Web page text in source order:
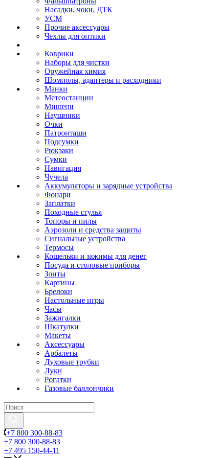
Насадки, чоки, ДТК
УСМ
Прочие аксессуары
Чехлы для оптики
Коврики
Наборы для чистки
Оружейная химия
Шомполы, адаптеры и расходники
Манки
Метеостанции
Мишени
Наушники
Очки
Патронташи
Подсумки
Рюкзаки
Сумки
Навигация
Чучела
Аккумуляторы и зарядные устройства
Фонари
Заплатки
Походные стулья
Топоры и пилы
Аэрозоли и средства защиты
Сигнальные устройства
Термосы
Кошельки и зажимы для денег
Посуда и столовые приборы
Зонты
Картины
Брелоки
Настольные игры
Часы
Зажигалки
Шкатулки
Макеты
Аксессуары
Арбалеты
Духовые трубки
Луки
Рогатки
Газовые баллончики
+7 800 300-88-83
+7 800 300-88-83
+7 495 150-44-11